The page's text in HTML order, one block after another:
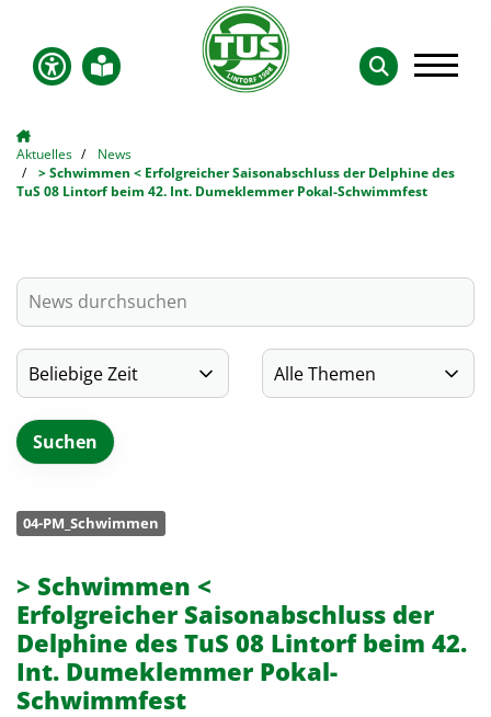
Aktuelles
News
> Schwimmen < Erfolgreicher Saisonabschluss der Delphine des
TuS 08 Lintorf beim 42. Int. Dumeklemmer Pokal-Schwimmfest
04-PM_Schwimmen
> Schwimmen <
Erfolgreicher Saisonabschluss der
Delphine des TuS 08 Lintorf beim 42.
Int. Dumeklemmer Pokal-
Schwimmfest